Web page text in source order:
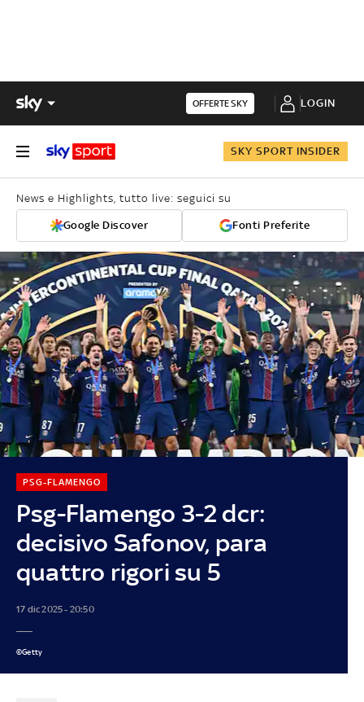
OFFERTE SKY LOGIN
SKY SPORT INSIDER
News e Highlights, tutto live: seguici su
Google Discover Fonti Preferite
Psg-Flamengo 3-2 dcr:
decisivo Safonov, para
quattro rigori su 5
PSG-FLAMENGO
17 dic 2025 - 20:50
©Getty